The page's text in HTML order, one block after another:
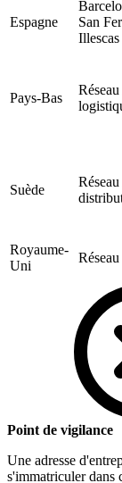
Espagne
San
Pays-Bas
Suède
Royaume-
Uni
Point de vigilance
Une adresse
s'immatriculer dans